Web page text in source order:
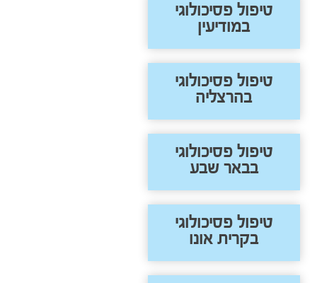
טיפול פסיכולוגי
במודיעין
טיפול פסיכולוגי
בהרצליה
טיפול פסיכולוגי
בבאר שבע
טיפול פסיכולוגי
בקרית אונו